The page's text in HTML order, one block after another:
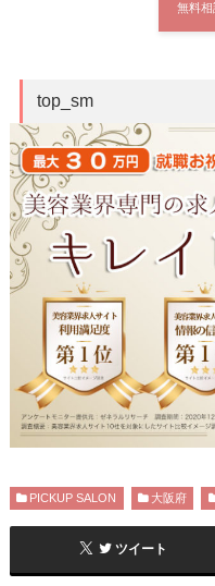
無料
top_sm
PICKUP SALON 大阪府
ツイート